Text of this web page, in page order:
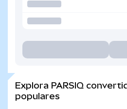
Explora PARSIQ
populares